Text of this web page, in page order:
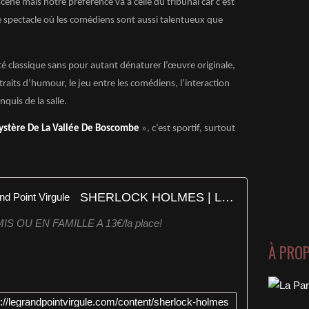
mais notre préférence va à celle du tribunal car c’est
où les comédiens sont aussi talentueux que
classique sans pour autant dénaturer l’œuvre originale,
d’humour, le jeu entre les comédiens, l’interaction
de la salle.
De La Vallée De Boscombe », c’est sportif, surtout
SHERLOCK HOLMES | Le Grand Point Virgule
OU EN FAMILLE A 13€/la place!
legrandpointvirgule.com/content/sherlock-holmes
À